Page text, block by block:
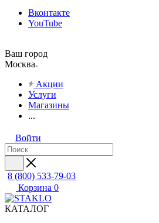
Вконтакте
YouTube
Ваш город
Москва
Акции
Услуги
Магазины
...
Войти
8 (800) 533-79-03
Корзина 0
КАТАЛОГ